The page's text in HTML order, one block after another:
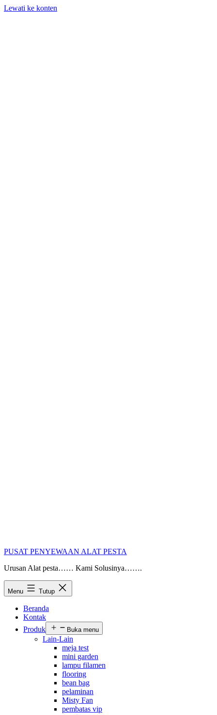
Lewati ke konten
PUSAT PENYEWAAN ALAT PESTA
Urusan Alat pesta…… Kami Solusinya…….
Menu Tutup
Beranda
Kontak
Produk
Buka menu
Lain-Lain
meja test
mini garden
lampu filamen
flooring
bean bag
pelaminan
Misty Fan
pembatas vip